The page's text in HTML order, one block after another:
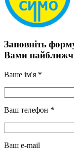
Заповніть
Вами
Ваше ім'я *
Ваш телефон *
Ваш e-mail